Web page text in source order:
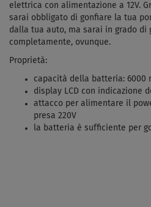
elettrica con alimentazione a 12V.
sarai obbligato di gonfiare la tua
dalla tua auto, ma sarai in grado di
completamente, ovunque.
Proprietà:
capacità della batteria: 6000
display LCD con indicazione
attacco per alimentare il
presa 220V
la batteria è sufficiente per